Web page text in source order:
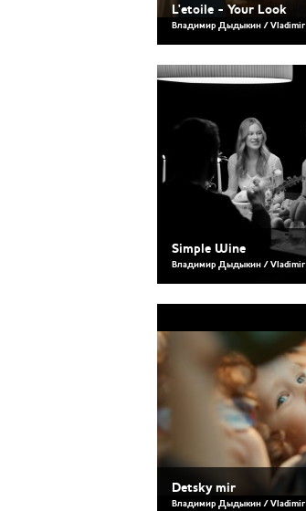
L'etoile - Your Look
Владимир Дыдыкин / Vladimir
Simple Wine
Владимир Дыдыкин / Vladimir
Detsky mir
Владимир Дыдыкин / Vladimir